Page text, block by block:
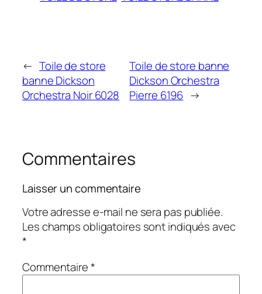
← Toile de store
banne Dickson
Orchestra Noir 6028
Toile de store banne
Dickson Orchestra
Pierre 6196 →
Commentaires
Laisser un commentaire
Votre adresse e-mail ne sera pas publiée.
Les champs obligatoires sont indiqués avec
*
Commentaire*